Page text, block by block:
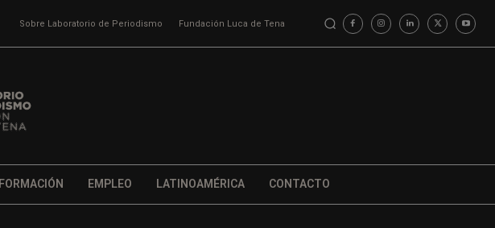
Sobre Laboratorio de Periodismo Fundación Luca de Tena
FORMACIÓN EMPLEO LATINOAMÉRICA CONTACTO